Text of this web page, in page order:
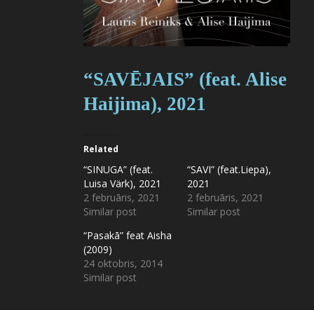
“SAVĒJAIS” (feat. Alise
Haijima), 2021
Related
“SINUGA” (feat.
Luisa Värk), 2021
2 februāris, 2021
Similar post
“SAVI” (feat.Liepa),
2021
2 februāris, 2021
Similar post
“Pasakā” feat Aisha
(2009)
24 oktobris, 2014
Similar post